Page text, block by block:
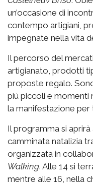
un’occasione di
contempo artigiani,
impegnate nella vita
Il percorso del
artigianato, prodotti
proposte regalo.
più piccoli e momenti
la manifestazione per
Il programma si
camminata natalizia
organizzata in
Walking. Alle 14 si
mentre alle 16, nella